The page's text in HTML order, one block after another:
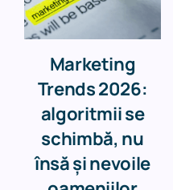
Marketing
Trends 2026:
algoritmii se
schimbă, nu
însă și nevoile